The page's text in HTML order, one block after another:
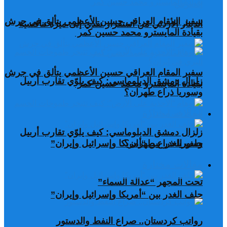
سفير المقام العراقي حسين الأعظمي يتألق في جرش
بقيادة المايسترو محمد حسين كمر
زلزال دمشق الدبلوماسي: كيف يلوّي تقارب أربيل
وسوريا ذراع طهران؟
حلف الغدر بين “أمريكا وإسرائيل وإيران”
تحت المجهر “عدالة السماء”
رواتب كردستان.. صراع النفط والدستور
الدينار الأردني من استقرار نقدي إلى ميزة تنافسية
سفير المقام العراقي حسين الأعظمي يتألق في جرش
بقيادة المايسترو محمد حسين كمر
زلزال دمشق الدبلوماسي: كيف يلوّي تقارب أربيل
وسوريا ذراع طهران؟
حلف الغدر بين “أمريكا وإسرائيل وإيران”